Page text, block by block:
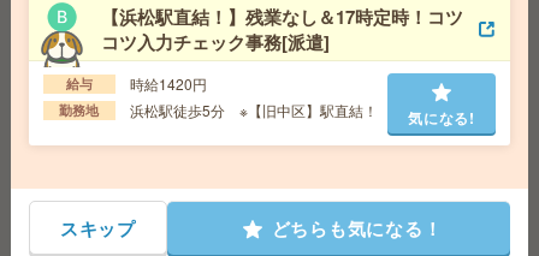
給 与
時給1400円＋交 【月収例】214,666円～ ■
給与の前払いが可能な速払いサービスあり
交通費 交通費支給あり
勤務地 静岡県浜松市中央区 東海道本線（東海） 浜
松駅徒歩10分、遠州鉄道 第一通り駅徒歩5分
気になる!
[派遣]
【浜松駅直結！】残業なし＆17時定時！コツ
コツ入力チェック事務[派遣]
給与 時給1420円
勤務地 浜松駅徒歩5分 ※【旧中区】駅直結！ 気になる!
スキップ どちらも気になる！